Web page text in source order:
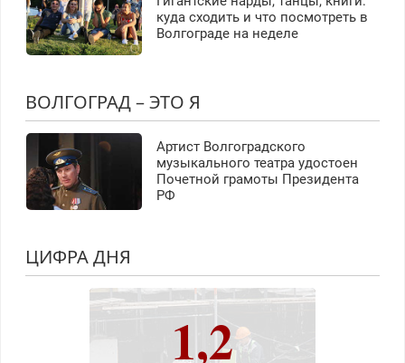
куда сходить и что посмотреть в
Волгограде на неделе
ВОЛГОГРАД – ЭТО Я
Артист Волгоградского
музыкального театра удостоен
Почетной грамоты Президента
РФ
ЦИФРА ДНЯ
1,2